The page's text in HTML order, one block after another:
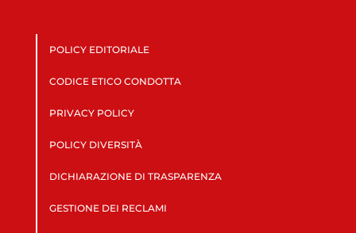
POLICY EDITORIALE
CODICE ETICO CONDOTTA
PRIVACY POLICY
POLICY DIVERSITÀ
DICHIARAZIONE DI TRASPARENZA
GESTIONE DEI RECLAMI